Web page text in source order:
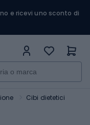
e ricevi uno sconto di
Cibi dietetici